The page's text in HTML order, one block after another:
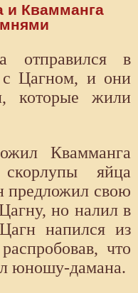
и Квамманга
отправился в
Цагном, и они
которые жили
Квамманга
яйца
предложил свою
но налил в
напился из
что
юношу-дамана.